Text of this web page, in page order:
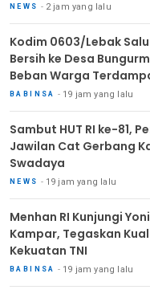
NEWS 2 jam yang lalu
Kodim 0603/Lebak
Bersih ke Desa
Beban Warga
BABINSA 19 jam yang lalu
Sambut HUT RI ke-81,
Jawilan Cat Gerbang
Swadaya
NEWS 19 jam yang lalu
Menhan RI Kunjungi
Kampar, Tegaskan
Kekuatan TNI
BABINSA 19 jam yang lalu